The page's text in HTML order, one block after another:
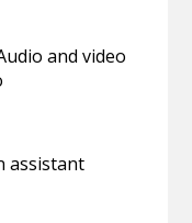
and video
assistant